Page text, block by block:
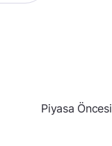
Piyasa Öncesi